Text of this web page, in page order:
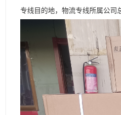
专线目的地，物流专线所属公司